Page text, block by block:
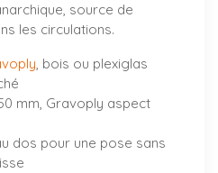
source de
les circulations.
, bois ou plexiglas
mm, Gravoply aspect
dos pour une pose sans